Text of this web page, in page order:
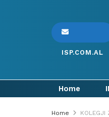
ISP.COM.AL
Home
Home KOLEGJI